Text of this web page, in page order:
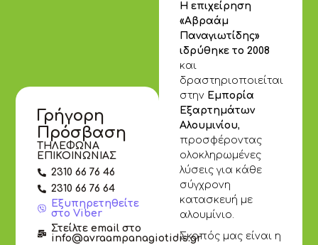
Η επιχείρηση
«Αβραάμ
Παναγιωτίδης»
ιδρύθηκε το 2008
και
δραστηριοποιείται
στην Εμπορία
Εξαρτημάτων
Αλουμινίου,
προσφέροντας
ολοκληρωμένες
λύσεις για κάθε
σύγχρονη
κατασκευή με
αλουμίνιο.
Σκοπός μας είναι η
Γρήγορη
Πρόσβαση
ΤΗΛΕΦΩΝΑ
ΕΠΙΚΟΙΝΩΝΙΑΣ
2310 66 76 46
2310 66 76 64
Εξυπηρετηθείτε
στο Viber
Στείλτε email στο
info@avraampanagiotidis.gr